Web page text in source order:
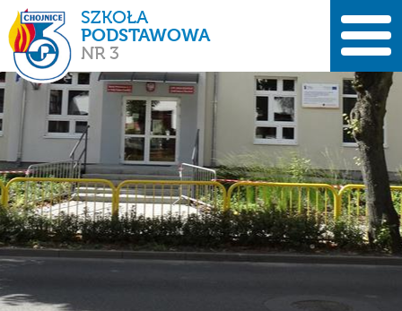
SZKOŁA
PODSTAWOWA
NR 3